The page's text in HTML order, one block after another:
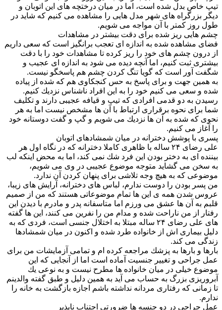
تیپ خاص بدل شده است، اما در میان درختچه های این اتوبان و
دیگر بزرگراه های شهر مدل هایی را مشاهده می كنیم كه شاید در
طول روز كمتر با آن مواجه می شویم.
چشم هایی ریز شده برای دقت بیشتر در مشاهدات
فضای مشاهده شده به اندازه ای تعجب برانگیز است كه سعی داریم
از درون چشم های خود را ریز كرده تا مشاهدات خود را با دقت
بیشتری ثبت كنیم، اما آنچه دیده می شود به اندازه ای عجیب و
شگفت آور است كه گویا تنگ كردن چشم هم پاسخگو نیست.
به همین جهت و برای پاسخ به حس كنجكاوی هم كه شده از پیاده
شده و سعی می كنیم خود را به این افراد ناشناس نزدیك كنیم.
رسیدن به دو قدمی افرادی كه تیپ و قیافه عجیبی دارند و تكلیف
شما برای نحوه برقراری ارتباط با آن ها مشخص نیست اما به هر
نحوی كه شده به آن ها نزدیك می شویم و گپ و گفت دوستانه خود
را آغاز می كنیم.
پسری با پوشش دخترانه در میان شمشادهای اتوبان
علی رضای ۲۴ ساله با ظاهری كاملا دخترانه كه در نگاه اول هر
بیننده ای به دختر بودن این فرد شك نمی كند، اما به محض اینكه لب
به سخن می گشاید متوجه موضوع عجیبی در وی می شویم،
موضوعی كه به هیچ وجه تلاشی برای پنهان كردن آن ندارد.
من پسر بودن را دوست ندارم، لباس های دخترانه، آرایش های زیبا،
عروس شدن همه ی این ها تمام موضوعاتی هستند كه من از صمیم
قلبم به آن ها عشق می ورزم اما متاسفانه پدر و مادرم با دیدن این
رفتار از من ناراحت شده و مدام من را نفرین می كنند، این ها گفته
های علی رضای ۲۴ ساله مبتلا به اختلال جنسی است، فردی كه به
دلیل بیماری اش از خانواده طرد شده و اكنون در میان شمشادها
زندگی می كند.
بارها و بارها به پزشك مراجعه كرده ام و تمامی آزمایشات من برای
عمل جراحی و تغییر جنسیت آماده است اما از آنجایی كه این
موضوع خیلی در میان خانواده ها مطرح نیست و به نوعی یك
آبروریزی بزرگ به حساب می آید به همین دلیل و طبق گفته والدینم
تا زمانی كه رفتاری مردانه نداشته باشم اجازه بازگشت به خانه را
ندارم.
عمل جراحی در دو جنسه ها ضرورتی اجتناب ناپذیر